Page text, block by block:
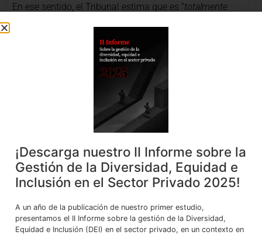
En ese sentido, el Tribunal estima que es “totalmente
tiempo, sin que la empresa haya intentado acreditar
mínimamente las razones de una medida tan
Por los argumentos señalados, el Tribunal Supremo
confirmó la nulidad de todos los despidos al tratarse de
trabajadores sean repuestos.
Reflexiones finales
El periodo de prueba es una institución que otorga
¡Descarga nuestro II Informe sobre la
Gestión de la Diversidad, Equidad e
Inclusión en el Sector Privado 2025!
A un año de la publicación de nuestro primer estudio,
presentamos el II Informe sobre la gestión de la Diversidad,
Equidad e Inclusión (DEI) en el sector privado, en un contexto en